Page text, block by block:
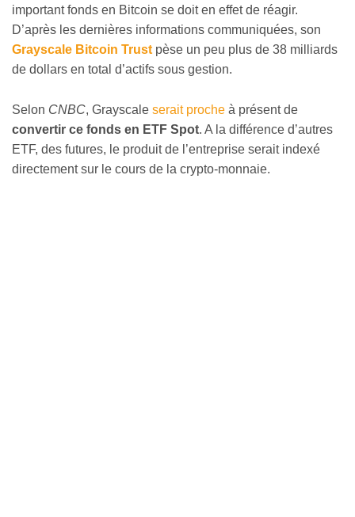
important fonds en Bitcoin se doit en effet de réagir.
D’après les dernières informations communiquées, son
Grayscale Bitcoin Trust pèse un peu plus de 38 milliards
de dollars en total d’actifs sous gestion.
Selon CNBC, Grayscale serait proche à présent de
convertir ce fonds en ETF Spot. A la différence d’autres
ETF, des futures, le produit de l’entreprise serait indexé
directement sur le cours de la crypto-monnaie.